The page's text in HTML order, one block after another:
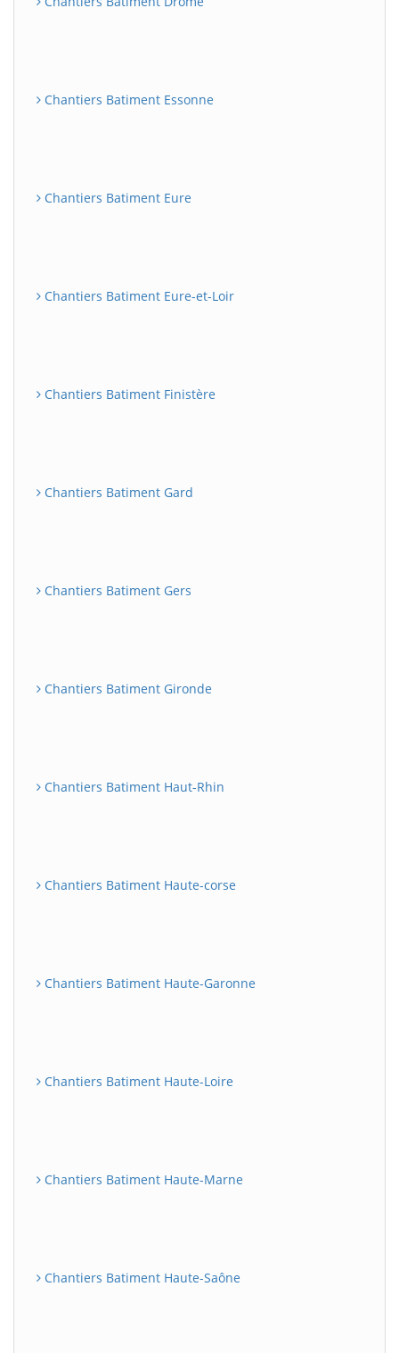
Chantiers Batiment Essonne
Chantiers Batiment Eure
Chantiers Batiment Eure-et-Loir
Chantiers Batiment Finistère
Chantiers Batiment Gard
Chantiers Batiment Gers
Chantiers Batiment Gironde
Chantiers Batiment Haut-Rhin
Chantiers Batiment Haute-corse
Chantiers Batiment Haute-Garonne
Chantiers Batiment Haute-Loire
Chantiers Batiment Haute-Marne
Chantiers Batiment Haute-Saône